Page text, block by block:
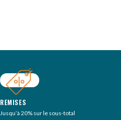
REMISES
Jusqu’à 20% sur le sous-total